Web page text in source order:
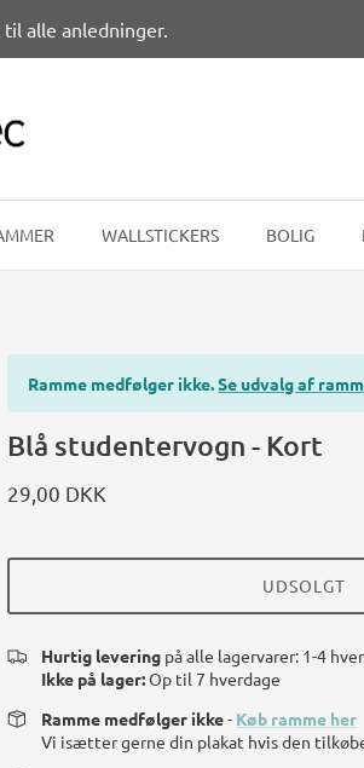
alle anledninger.
WALLSTICKERS BOLIG
Ramme medfølger ikke.Se udvalg af
Blå studentervogn - Kort
29,00 DKK
UDSOLGT
Hurtig levering på alle lagervarer: 1-4
Ikke på lager:Op til 7 hverdage
Ramme medfølger ikke- Køb ramme her
Vi isætter gerne din plakat hvis den